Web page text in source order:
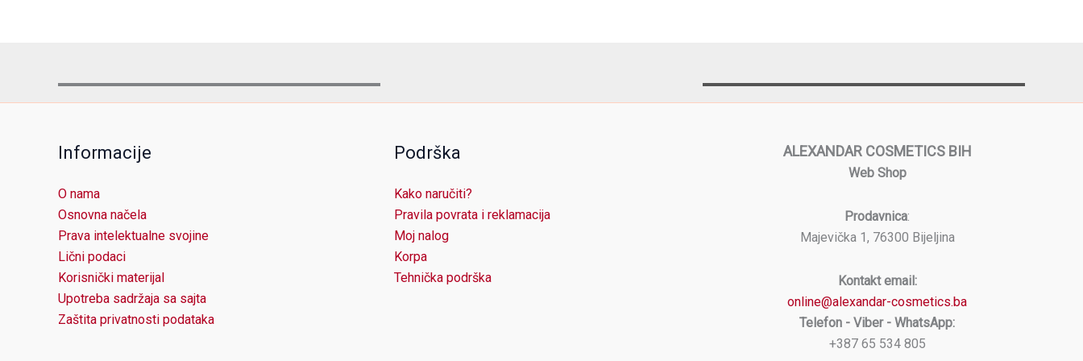
Informacije
O nama
Osnovna načela
Prava intelektualne svojine
Lični podaci
Korisnički materijal
Upotreba sadržaja sa sajta
Zaštita privatnosti podataka
Podrška
Kako naručiti?
Pravila povrata i reklamacija
Moj nalog
Korpa
Tehnička podrška
ALEXANDAR COSMETICS BIH
Web Shop
Prodavnica:
Majevička 1, 76300 Bijeljina
Kontakt email:
online@alexandar-cosmetics.ba
Telefon - Viber - WhatsApp:
+387 65 534 805